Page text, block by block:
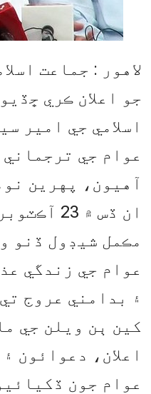
لاهور : جماعت
جو اعلان ڪري
اسلامي جي امير
عوام جي
آهيون، پهرين
ان ڏس ۾
عوام جي زندگي
۽ بدامني عروج
کين ٻن ويلن جي
اعلان، دعوائون
عوام جون